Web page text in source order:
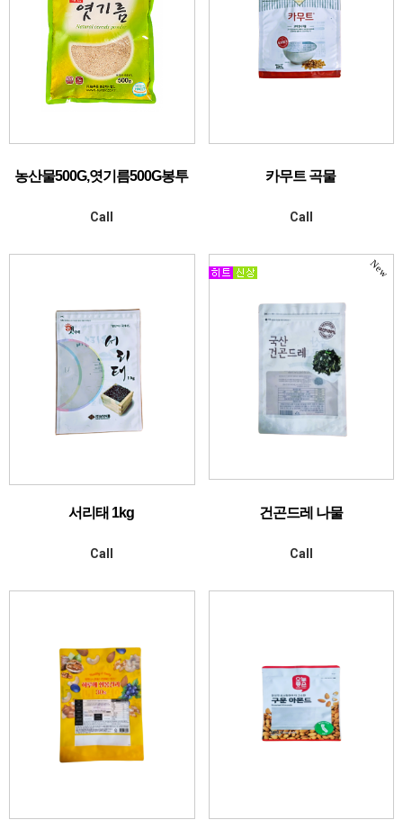
농산물500G,엿기름500G봉투
Call
카무트 곡물
Call
서리태 1kg
Call
New
건곤드레 나물
Call